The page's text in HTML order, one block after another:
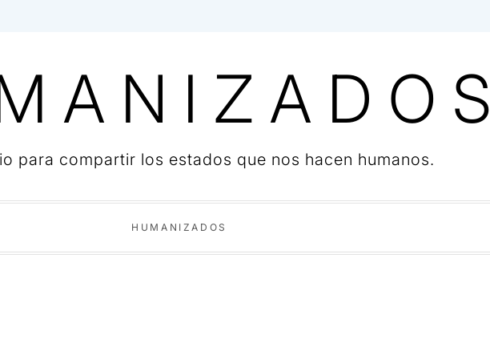
A N I Z A D O S
para compartir los estados que nos hacen humanos.
HUMANIZADOS